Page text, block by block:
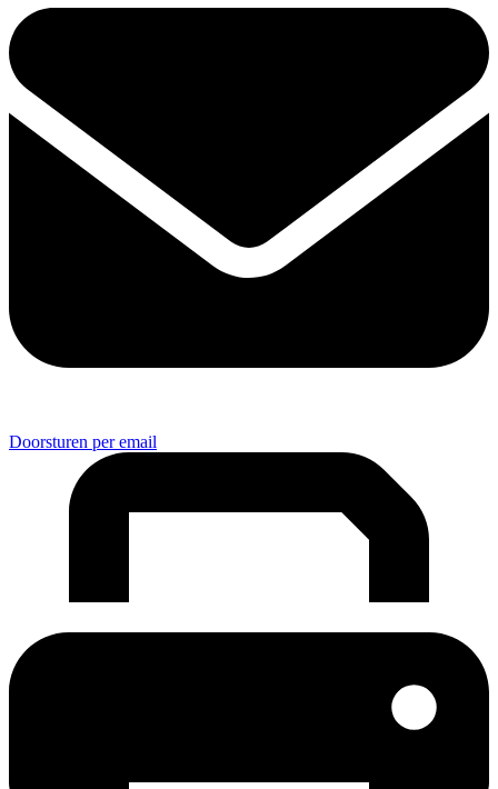
Doorsturen per email